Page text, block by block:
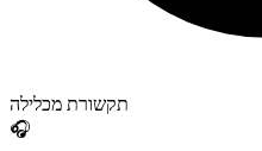
תקשורת מכלילה
🎧